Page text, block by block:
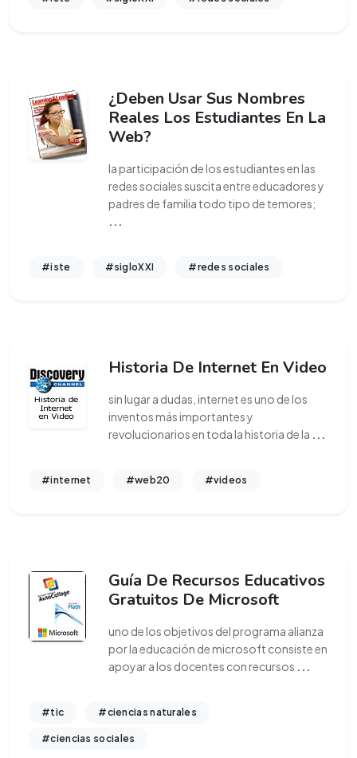
¿Deben Usar Sus Nombres
Reales Los Estudiantes En La
Web?
la participación de los estudiantes en las
redes sociales suscita entre educadores y
padres de familia todo tipo de temores;
...
#iste #sigloXXI #redes sociales
Historia De Internet En Video
sin lugar a dudas, internet es uno de los
inventos más importantes y
revolucionarios en toda la historia de la ...
#internet #web20 #videos
Guía De Recursos Educativos
Gratuitos De Microsoft
uno de los objetivos del programa alianza
por la educación de microsoft consiste en
apoyar a los docentes con recursos ...
#tic #ciencias naturales
#ciencias sociales